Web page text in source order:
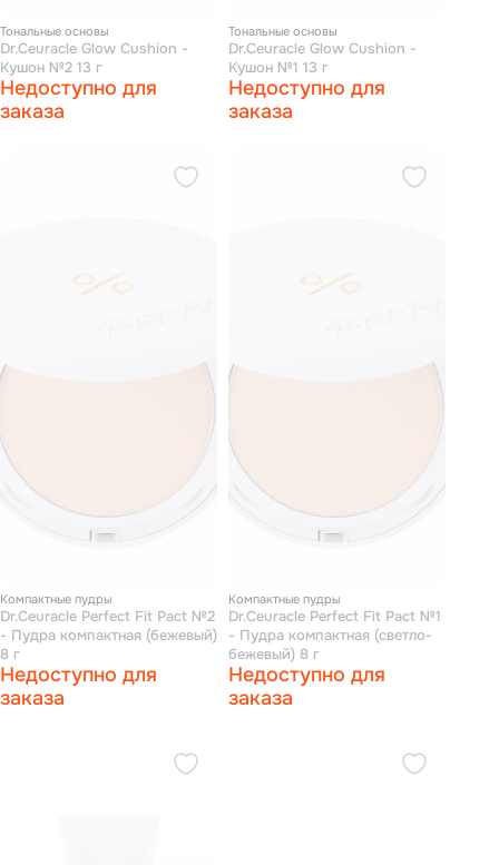
Тональные основы
Dr.Ceuracle Glow Cushion -
Кушон №2 13 г
Недоступно для
заказа
Тональные основы
Dr.Ceuracle Glow Cushion -
Кушон №1 13 г
Недоступно для
заказа
Компактные пудры
Dr.Ceuracle Perfect Fit Pact №2
- Пудра компактная (бежевый)
8 г
Недоступно для
заказа
Компактные пудры
Dr.Ceuracle Perfect Fit Pact №1
- Пудра компактная (светло-
бежевый) 8 г
Недоступно для
заказа